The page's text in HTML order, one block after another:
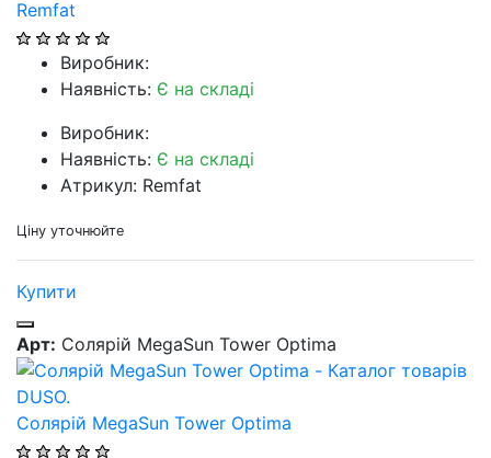
Remfat
Виробник:
Наявність: Є на складі
Виробник:
Наявність: Є на складі
Атрикул: Remfat
Ціну уточнюйте
Купити
Арт: Солярій MegaSun Tower Optima
Солярій MegaSun Tower Optima